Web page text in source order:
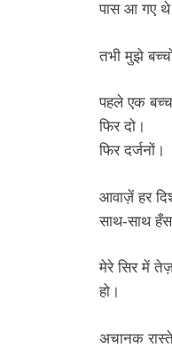
पास आ गए
तभी मुझे
पहले एक
फिर दो।
फिर दर्जनों।
आवाज़ें हर
साथ-साथ
मेरे सिर में
हो।
अचानक